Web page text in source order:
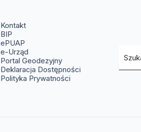
Kontakt(otwiera się w nowym oknie)
BIP(otwiera się w nowym oknie)
ePUAP(otwiera się w nowym oknie)
e-Urząd(otwiera się w nowym oknie)
Portal Geodezyjny(otwiera się w nowym
Deklaracja Dostępności
Polityka Prywatności